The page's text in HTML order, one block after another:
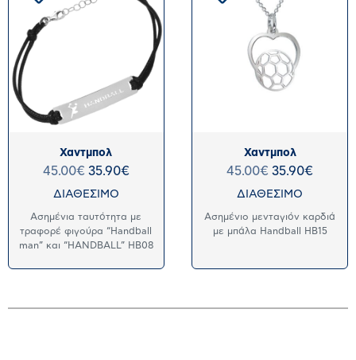
Χαντμπολ
45.00€ 35.90€
ΔΙΑΘΕΣΙΜΟ
Ασημένια ταυτότητα με
τραφορέ φιγούρα “Handball
man” και “HANDBALL” HB08
Χαντμπολ
45.00€ 35.90€
ΔΙΑΘΕΣΙΜΟ
Ασημένιο μενταγιόν καρδιά
με μπάλα Handball HB15